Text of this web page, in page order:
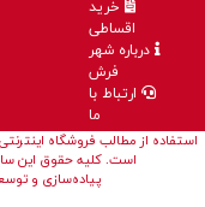
خرید
اقساطی
درباره شهر
فرش
ارتباط با
ما
استفاده از مطالب فروشگاه
است. کلیه حقوق این
پیاده‌سازی و